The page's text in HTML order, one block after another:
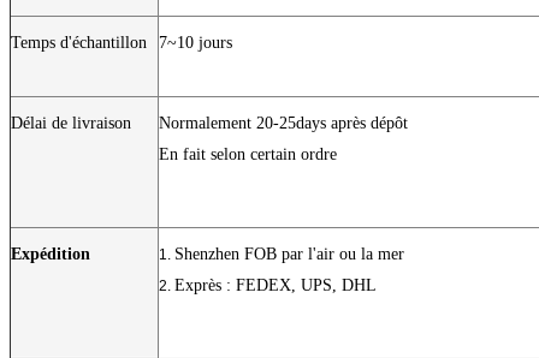
Temps d'échantillon 7~10 jours
Délai de livraison
Normalement 20-25days après dépôt
En fait selon certain ordre
Expédition 1. Shenzhen FOB par l'air ou la mer
2. Exprès : FEDEX, UPS, DHL